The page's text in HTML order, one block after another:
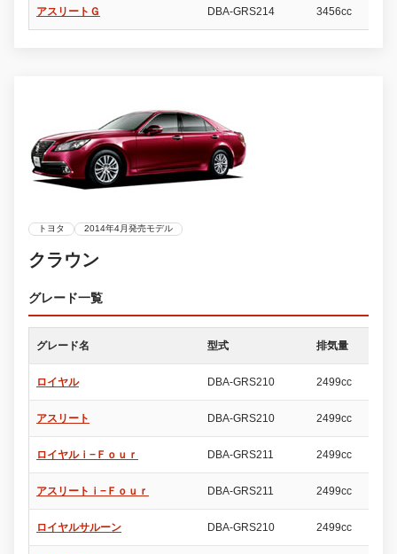
アスリートＧ DBA-GRS214 3456cc
トヨタ 2014年4月発売モデル
クラウン
グレード一覧
グレード名 型式 排気量
ロイヤル DBA-GRS210 2499cc
アスリート DBA-GRS210 2499cc
ロイヤルｉ−Ｆｏｕｒ DBA-GRS211 2499cc
アスリートｉ−Ｆｏｕｒ DBA-GRS211 2499cc
ロイヤルサルーン DBA-GRS210 2499cc